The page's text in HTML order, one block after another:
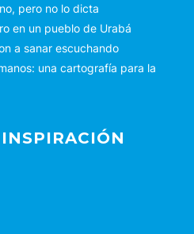
pero no lo dicta
en un pueblo de Urabá
a sanar escuchando
una cartografía para la